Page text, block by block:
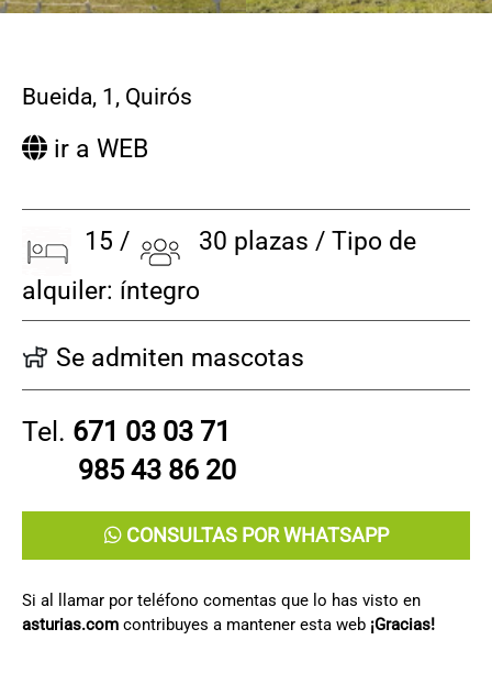
Bueida, 1 , Quirós
ir a WEB
15 /
30 plazas / Tipo de
alquiler: íntegro
Se admiten mascotas
Tel. 671 03 03 71
985 43 86 20
CONSULTAS POR WHATSAPP
Si al llamar por teléfono comentas que lo has visto en
asturias.com contribuyes a mantener esta web ¡Gracias!